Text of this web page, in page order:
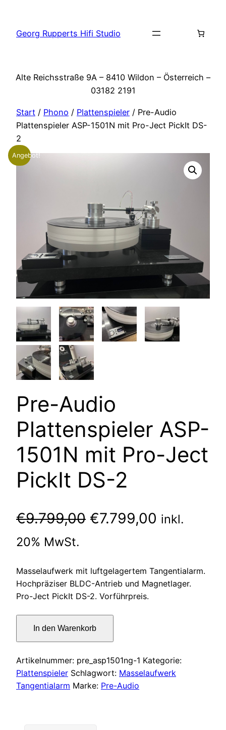
springen
Georg Rupperts Hifi Studio
Alte Reichsstraße 9A – 8410 Wildon – Österreich –
03182 2191
Start / Phono / Plattenspieler / Pre-Audio
Plattenspieler ASP-1501N mit Pro-Ject PickIt DS-
2
Angebot!
Pre-Audio
Plattenspieler ASP-
1501N mit Pro-Ject
PickIt DS-2
€9.799,00 Ursprünglicher
war:
€9.799,00
€7.799,00 Aktueller
inkl.
20% MwSt.
Masselaufwerk mit luftgelagertem Tangentialarm.
Hochpräziser BLDC-Antrieb und Magnetlager.
Pro-Ject PickIt DS-2. Vorführpreis.
Audio
Plattenspieler
ASP-
1501N
mit
In den Warenkorb
Artikelnummer: pre_asp1501ng-1 Kategorie:
Plattenspieler Schlagwort: Masselaufwerk
Tangentialarm Marke: Pre-Audio